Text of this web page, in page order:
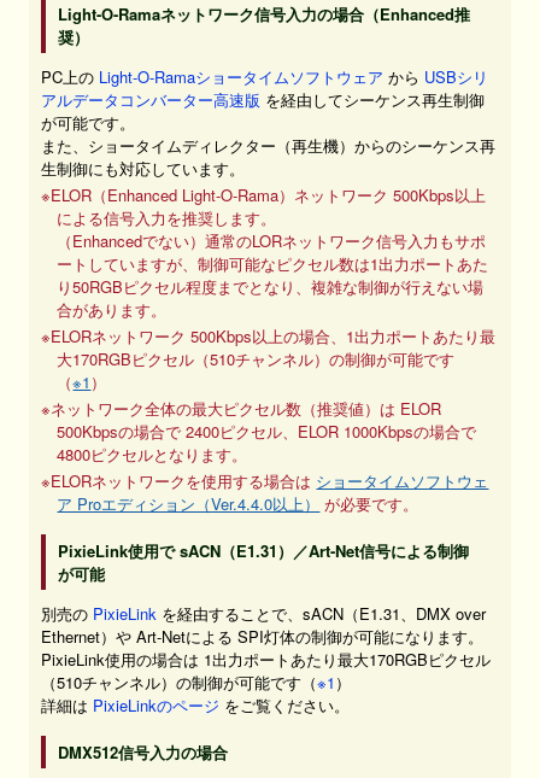
Light-O-Ramaネットワーク信号入力の場合（Enhanced推
奨）
PC上の Light-O-Ramaショータイムソフトウェア から USBシリ
アルデータコンバーター高速版 を経由してシーケンス再生制御
が可能です。
また、ショータイムディレクター（再生機）からのシーケンス再
生制御にも対応しています。
※ELOR（Enhanced Light-O-Rama）ネットワーク 500Kbps以上
による信号入力を推奨します。
（Enhancedでない）通常のLORネットワーク信号入力もサポ
ートしていますが、制御可能なピクセル数は1出力ポートあた
り50RGBピクセル程度までとなり、複雑な制御が行えない場
合があります。
※ELORネットワーク 500Kbps以上の場合、1出力ポートあたり最
大170RGBピクセル（510チャンネル）の制御が可能です
（※1 ）
※ネットワーク全体の最大ピクセル数（推奨値）は ELOR
500Kbpsの場合で 2400ピクセル、ELOR 1000Kbpsの場合で
4800ピクセルとなります。
※ELORネットワークを使用する場合は ショータイムソフトウェ
ア Proエディション（Ver.4.4.0以上）
が必要です。
PixieLink使用で sACN（E1.31）／Art-Net信号による制御
が可能
別売の PixieLink を経由することで、sACN（E1.31、DMX over
Ethernet）や Art-Netによる SPI灯体の制御が可能になります。
PixieLink使用の場合は 1出力ポートあたり最大170RGBピクセル
（510チャンネル）の制御が可能です（※1 ）
詳細は PixieLinkのページ をご覧ください。
DMX512信号入力の場合